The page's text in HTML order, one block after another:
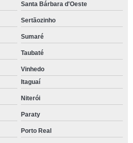
Santa Bárbara d'Oeste
Sertãozinho
Sumaré
Taubaté
Vinhedo
Itaguaí
Niterói
Paraty
Porto Real